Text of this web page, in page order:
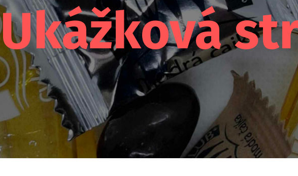
Ukážková